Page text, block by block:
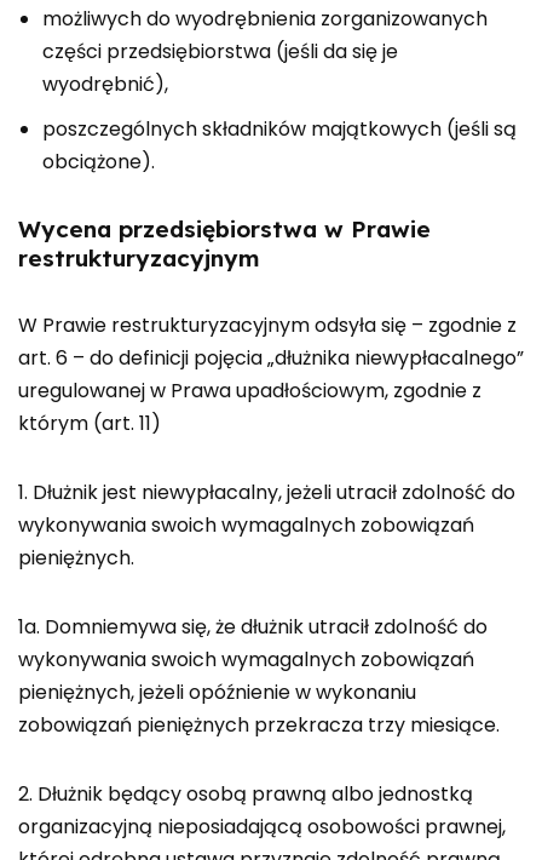
możliwych do wyodrębnienia zorganizowanych
części przedsiębiorstwa (jeśli da się je
wyodrębnić),
poszczególnych składników majątkowych (jeśli są
obciążone).
Wycena przedsiębiorstwa w Prawie
restrukturyzacyjnym
W Prawie restrukturyzacyjnym odsyła się – zgodnie z
art. 6 – do definicji pojęcia „dłużnika niewypłacalnego”
uregulowanej w Prawa upadłościowym, zgodnie z
którym (art. 11)
1. Dłużnik jest niewypłacalny, jeżeli utracił zdolność do
wykonywania swoich wymagalnych zobowiązań
pieniężnych.
1a. Domniemywa się, że dłużnik utracił zdolność do
wykonywania swoich wymagalnych zobowiązań
pieniężnych, jeżeli opóźnienie w wykonaniu
zobowiązań pieniężnych przekracza trzy miesiące.
2. Dłużnik będący osobą prawną albo jednostką
organizacyjną nieposiadającą osobowości prawnej,